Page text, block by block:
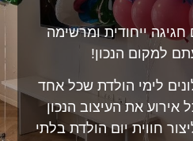
חגיגה ייחודית ומרשימה
למקום הנכון!
לימי הולדת שכל אחד
אירוע את העיצוב הנכון
חווית יום הולדת בלתי